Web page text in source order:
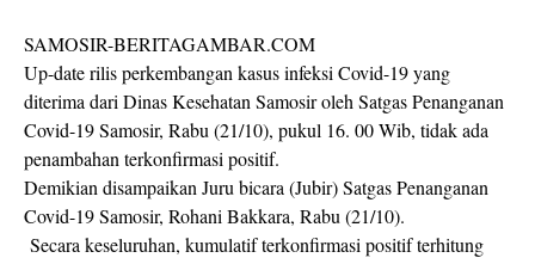
SAMOSIR-BERITAGAMBAR.COM
Up-date rilis perkembangan kasus infeksi Covid-19 yang
diterima dari Dinas Kesehatan Samosir oleh Satgas Penanganan
Covid-19 Samosir, Rabu (21/10), pukul 16. 00 Wib, tidak ada
penambahan terkonfirmasi positif.
Demikian disampaikan Juru bicara (Jubir) Satgas Penanganan
Covid-19 Samosir, Rohani Bakkara, Rabu (21/10).
Secara keseluruhan, kumulatif terkonfirmasi positif terhitung